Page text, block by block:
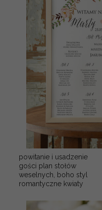
powitanie i usadzenie
gości plan stołów
weselnych, boho styl
romantyczne kwiaty